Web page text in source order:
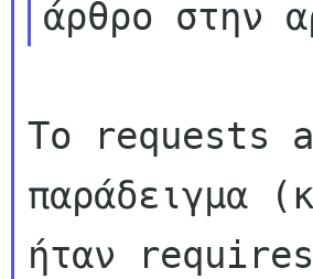
Το requests
παράδειγμα
ήταν